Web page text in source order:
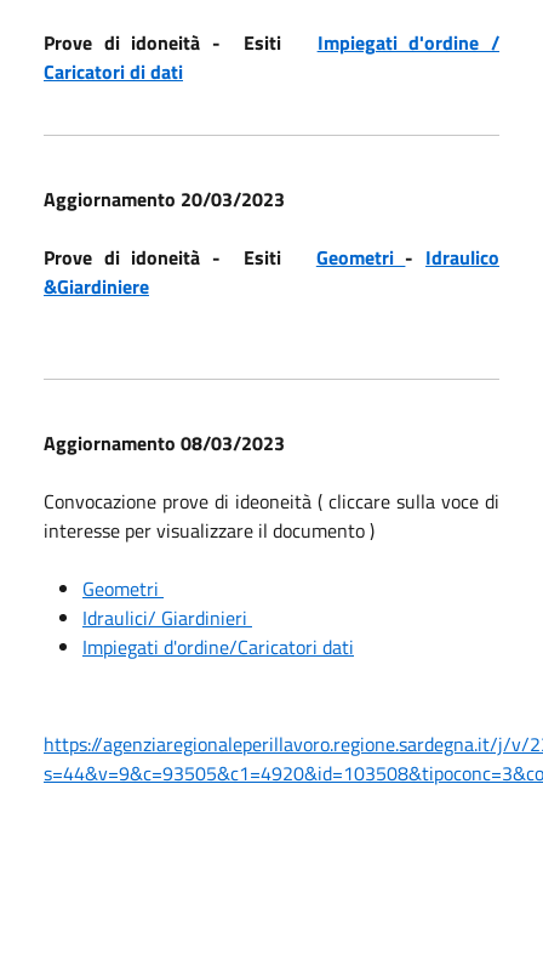
Prove di idoneità - Esiti Impiegati d'ordine /
Caricatori di dati
Aggiornamento 20/03/2023
Prove di idoneità - Esiti
Geometri- Idraulico
&Giardiniere
Aggiornamento 08/03/2023
Convocazione prove di ideoneità ( cliccare sulla voce di
interesse per visualizzare il documento )
Geometri
Idraulici/ Giardinieri
Impiegati d'ordine/Caricatori dati
https://agenziaregionaleperillavoro.regione.sardegna.it/j/v/